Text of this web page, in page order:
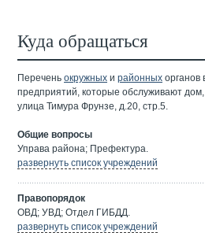
Куда обращаться
Перечень окружных и районных органов
предприятий, которые обслуживают
улица Тимура Фрунзе, д.20, стр.5.
Общие вопросы
Управа района; Префектура.
развернуть список учреждений
Правопорядок
ОВД; УВД; Отдел ГИБДД.
развернуть список учреждений